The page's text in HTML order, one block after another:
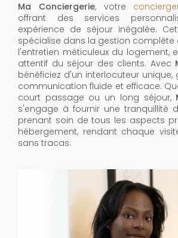
Ma Conciergerie, votre
offrant des services
expérience de séjour inégalée.
spécialise dans la gestion complète
l'entretien méticuleux du logement,
attentif du séjour des clients. Avec
bénéficiez d'un interlocuteur unique,
communication fluide et efficace.
court passage ou un long séjour,
s'engage à fournir une tranquillité
prenant soin de tous les aspects
hébergement, rendant chaque
sans tracas.